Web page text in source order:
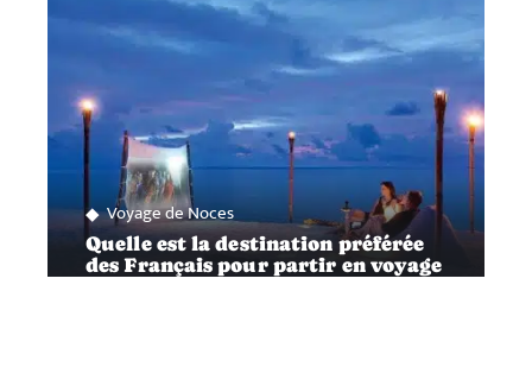
Voyage de Noces
Quelle est la destination préférée
des Français pour partir en voyage